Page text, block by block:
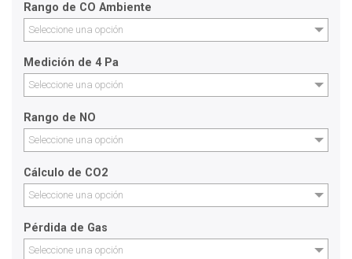
Rango de CO Ambiente
Seleccione una opción
Medición de 4 Pa
Seleccione una opción
Rango de NO
Seleccione una opción
Cálculo de CO2
Seleccione una opción
Pérdida de Gas
Seleccione una opción